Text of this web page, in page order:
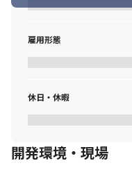
雇用形態
休日・休暇
開発環境・現場